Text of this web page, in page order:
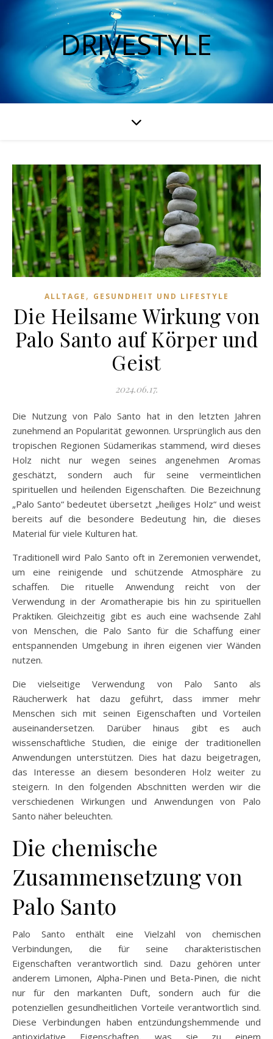
DRIVESTYLE
ALLTAGE , GESUNDHEIT UND LIFESTYLE
Die Heilsame Wirkung von
Palo Santo auf Körper und
Geist
2024.06.17.
Die Nutzung von Palo Santo hat in den letzten Jahren
zunehmend an Popularität gewonnen. Ursprünglich aus den
tropischen Regionen Südamerikas stammend, wird dieses
Holz nicht nur wegen seines angenehmen Aromas
geschätzt, sondern auch für seine vermeintlichen
spirituellen und heilenden Eigenschaften. Die Bezeichnung
„Palo Santo“ bedeutet übersetzt „heiliges Holz“ und weist
bereits auf die besondere Bedeutung hin, die dieses
Material für viele Kulturen hat.
Traditionell wird Palo Santo oft in Zeremonien verwendet,
um eine reinigende und schützende Atmosphäre zu
schaffen. Die rituelle Anwendung reicht von der
Verwendung in der Aromatherapie bis hin zu spirituellen
Praktiken. Gleichzeitig gibt es auch eine wachsende Zahl
von Menschen, die Palo Santo für die Schaffung einer
entspannenden Umgebung in ihren eigenen vier Wänden
nutzen.
Die vielseitige Verwendung von Palo Santo als
Räucherwerk hat dazu geführt, dass immer mehr
Menschen sich mit seinen Eigenschaften und Vorteilen
auseinandersetzen. Darüber hinaus gibt es auch
wissenschaftliche Studien, die einige der traditionellen
Anwendungen unterstützen. Dies hat dazu beigetragen,
das Interesse an diesem besonderen Holz weiter zu
steigern. In den folgenden Abschnitten werden wir die
verschiedenen Wirkungen und Anwendungen von Palo
Santo näher beleuchten.
Die chemische
Zusammensetzung von
Palo Santo
Palo Santo enthält eine Vielzahl von chemischen
Verbindungen, die für seine charakteristischen
Eigenschaften verantwortlich sind. Dazu gehören unter
anderem Limonen, Alpha-Pinen und Beta-Pinen, die nicht
nur für den markanten Duft, sondern auch für die
potenziellen gesundheitlichen Vorteile verantwortlich sind.
Diese Verbindungen haben entzündungshemmende und